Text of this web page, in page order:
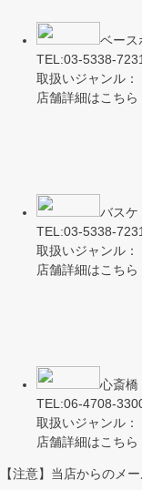
ベース
TEL:03-5338-
取扱いジャンル
店舗詳細はこちら
バスケ
TEL:03-5338-
取扱いジャンル
店舗詳細はこちら
心斎橋
TEL:06-4708-
取扱いジャンル
店舗詳細はこちら
【注意】当店からのメ